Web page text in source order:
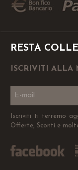
RESTA
ISCRIVITI ALLA
Iscriviti ti terremo
Offerte, Sconti e